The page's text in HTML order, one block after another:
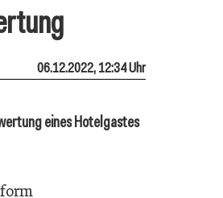
06.12.2022, 12:34 Uhr
eines Hotelgastes